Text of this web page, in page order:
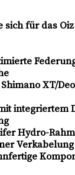
für das Oiz
XT/
integriertem
Hydro-
Verkabelung